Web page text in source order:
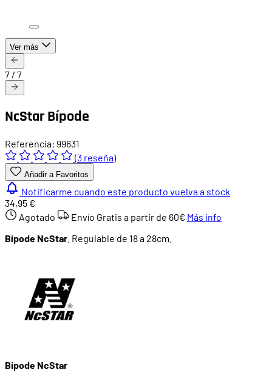
Ver más
7 / 7
NcStar Bípode
Referencia: 99631
(3 reseña)
Añadir a Favoritos
Notificarme cuando este producto vuelva a stock
34,95 €
Agotado
Envío Gratis a partir de 60€ Más info
Bípode NcStar . Regulable de 18 a 28cm.
Bipode NcStar